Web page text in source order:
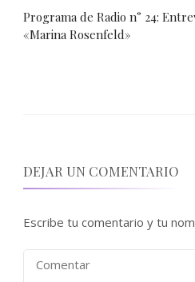
Programa de Radio n° 24:
«Marina Rosenfeld»
DEJAR UN COMENTARIO
Escribe tu comentario y tu